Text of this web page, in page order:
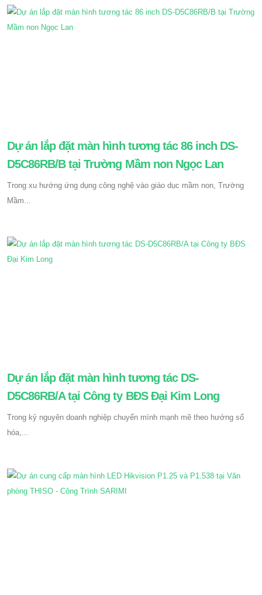
Dự án lắp đặt màn hình tương tác 86 inch DS-
D5C86RB/B tại Trường Mầm non Ngọc Lan
Trong xu hướng ứng dụng công nghệ vào giáo dục mầm non, Trường
Mầm...
Dự án lắp đặt màn hình tương tác DS-
D5C86RB/A tại Công ty BĐS Đại Kim Long
Trong kỷ nguyên doanh nghiệp chuyển mình mạnh mẽ theo hướng số
hóa,...